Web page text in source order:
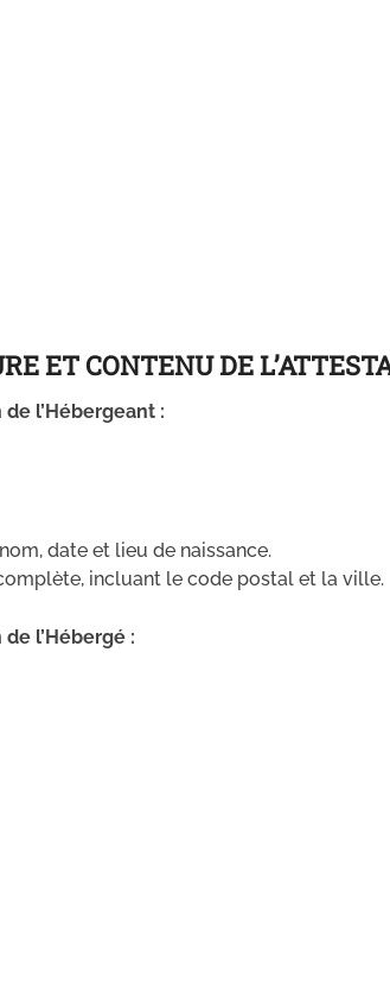
ET CONTENU DE
l’Hébergeant :
date et lieu de naissance.
incluant le code postal et la ville.
l’Hébergé :